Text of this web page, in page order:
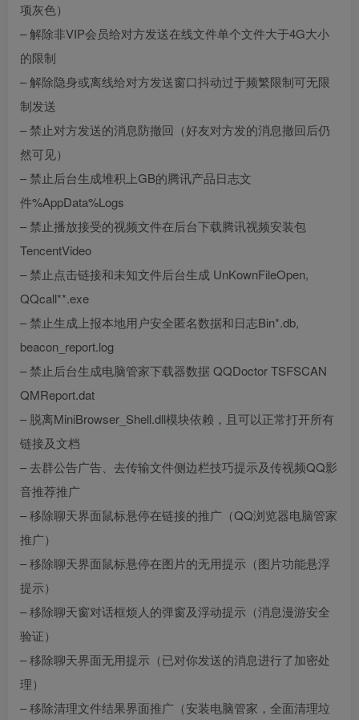
项灰色）
– 解除非VIP会员给对方发送在线文件单个文件大于4G大小
的限制
– 解除隐身或离线给对方发送窗口抖动过于频繁限制可无限
制发送
– 禁止对方发送的消息防撤回（好友对方发的消息撤回后仍
然可见）
– 禁止后台生成堆积上GB的腾讯产品日志文
件%AppData%Logs
– 禁止播放接受的视频文件在后台下载腾讯视频安装包
TencentVideo
– 禁止点击链接和未知文件后台生成 UnKownFileOpen,
QQcall**.exe
– 禁止生成上报本地用户安全匿名数据和日志Bin*.db,
beacon_report.log
– 禁止后台生成电脑管家下载器数据 QQDoctor TSFSCAN
QMReport.dat
– 脱离MiniBrowser_Shell.dll模块依赖，且可以正常打开所有
链接及文档
– 去群公告广告、去传输文件侧边栏技巧提示及传视频QQ影
音推荐推广
– 移除聊天界面鼠标悬停在链接的推广（QQ浏览器电脑管家
推广）
– 移除聊天界面鼠标悬停在图片的无用提示（图片功能悬浮
提示）
– 移除聊天窗对话框烦人的弹窗及浮动提示（消息漫游安全
验证）
– 移除聊天界面无用提示（已对你发送的消息进行了加密处
理）
– 移除清理文件结果界面推广（安装电脑管家，全面清理垃